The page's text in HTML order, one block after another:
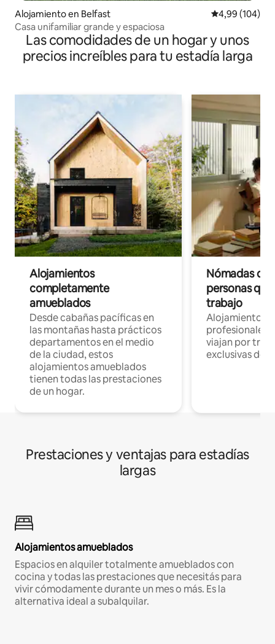
Alojamiento en Belfast Calificación
4,99 (104)
Casa unifamiliar grande y espaciosa
Las comodidades de un hogar y unos
precios increíbles para tu estadía larga
Alojamientos
completamente
amueblados
Desde cabañas pacíficas en
las montañas hasta prácticos
departamentos en el medio
de la ciudad, estos
alojamientos amueblados
tienen todas las prestaciones
de un hogar.
Nómadas
personas
trabajo
Alojamientos
profesionales
viajan por
exclusivas de
Prestaciones y ventajas para estadías
largas
Alojamientos amueblados
Espacios en alquiler totalmente amueblados con
cocina y todas las prestaciones que necesitás para
vivir cómodamente durante un mes o más. Es la
alternativa ideal a subalquilar.